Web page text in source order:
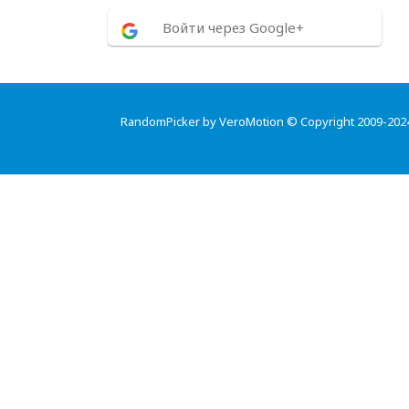
Войти через Google+
RandomPicker by VeroMotion © Copyright 2009-